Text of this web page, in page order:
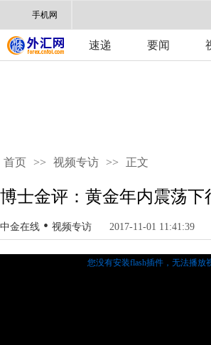
手机网
速递 要闻
首页 >> 视频专访 >> 正文
博士金评：黄金年内震荡下
中金在线 • 视频专访 2017-11-01 11:41:39
您没有安装flash插件，无法播放